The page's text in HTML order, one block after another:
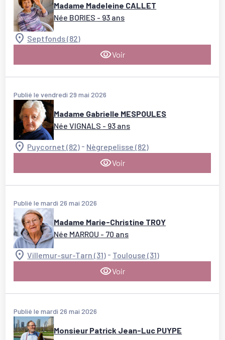
Madame Madeleine CALLET
Née BORIES - 93 ans
Septfonds (82)
Voir
Publié le vendredi 29 mai 2026
Madame Gabrielle MESPOULES
Née VIGNALS - 93 ans
Puycornet (82) - Nègrepelisse (82)
Voir
Publié le mardi 26 mai 2026
Madame Marie-Christine TROY
Née MARROU - 70 ans
Villemur-sur-Tarn (31) - Toulouse (31)
Voir
Publié le mardi 26 mai 2026
Monsieur Patrick Jean-Luc PUYPE